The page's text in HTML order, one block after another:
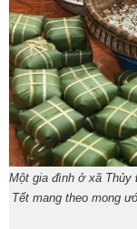
Một gia đình ở xã Thủy
Tết mang theo mong